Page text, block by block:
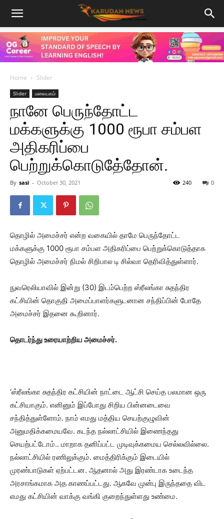
Home Slider
Slider மலையகம்
நானே பெருந்தோட்ட
மக்களுக்கு 1000 ரூபா சம்பள
அதிகரிப்பை
பெற்றுக்கொடுதே்தோன்.
By sasi - October 30, 2021 0
240
தொழில் அமைச்சர் என்ற வகையில் தாமே பெருந்தோட்ட
மக்களுக்கு 1000 ரூபா சம்பள அதிகரிப்பை பெற்றுக்கொடுத்தாக
தொழில் அமைச்சர் நிமல் சிறிபால டி சில்வா தெரிவித்துள்ளார்.
நுவரெலியாவில் இன்று (30) இடம்பெற்ற ஸ்ரீலங்கா சுதந்திர
கட்சியின் தொகுதி அமைப்பாளர்களுடனான சந்திப்பின் போதே
அமைச்சர் இதனை கூறினார்.
தொடர்ந்து உரையாற்றிய அமைச்சர்.
‘ஸ்ரீலங்கா சுதந்திர கட்சியின் நாட்டை ஆட்சி செய்த பலமான ஒரு
கட்சியாகும். எனினும் இப்போது சிறிய பின்னடைவை
சந்தித்துள்ளோம். நாம் எமது மத்திய செயற்குழுவின்
அனுமதிக்கமையவே. கடந்த நல்லாட்சியில் இணைந்தது
செயற்பட்டோம்.. மாறாக தனிப்பட்ட முடிவுக்கமைய செல்லவில்லை.
நல்லாட்சியில் ரணிலுக்கும். மைத்திரிக்கும் இடையில்
முரண்பாடுகள் ஏற்பட்டன. ஆதனால் அது இரண்டாக உடைந்த
அரசாங்கமாக அத காணப்பட்டது. ஆகவே முன்பு இருந்ததை விட
எமது கட்சியின் வாக்கு வங்கி குறைந்துள்ளது உண்மை.